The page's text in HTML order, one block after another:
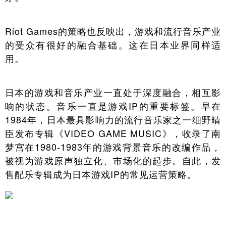
Riot Games的策略也反映出，游戏和流行音乐产业
的受众有很好的融合基础。这在日本业界同样适
用。
日本的游戏和音乐产业一直处于深度融合，相互影
响的状态。音乐一直是游戏IP的重要标签。早在
1984年，日本最具影响力的流行音乐家之一细野晴
臣发布专辑《VIDEO GAME MUSIC》，收录了南
梦宫在1980-1983年的游戏背景音乐的改编作品，
被视为游戏原声独立化、市场化的起步。自此，发
售配乐专辑成为日本游戏IP的常见运营策略。